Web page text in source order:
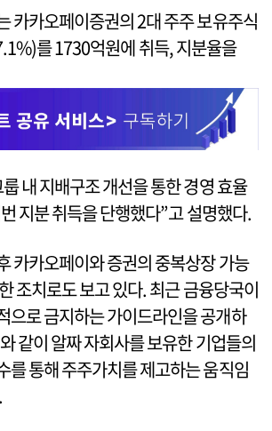
카카오페이증권의 2대 주주 보유주식
를 1730억원에 취득, 지분율을
내 지배구조 개선을 통한 경영 효율
지분 취득을 단행했다”고 설명했다.
카카오페이와 증권의 중복상장 가능
조치로도 보고 있다. 최근 금융당국이
으로 금지하는 가이드라인을 공개하
같이 알짜 자회사를 보유한 기업들의
를 통해 주주가치를 제고하는 움직임